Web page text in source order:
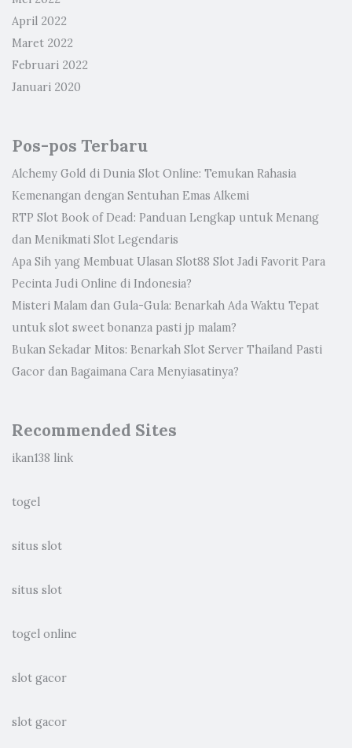
April 2022
Maret 2022
Februari 2022
Januari 2020
Pos-pos Terbaru
Alchemy Gold di Dunia Slot Online: Temukan Rahasia
Kemenangan dengan Sentuhan Emas Alkemi
RTP Slot Book of Dead: Panduan Lengkap untuk Menang
dan Menikmati Slot Legendaris
Apa Sih yang Membuat Ulasan Slot88 Slot Jadi Favorit Para
Pecinta Judi Online di Indonesia?
Misteri Malam dan Gula-Gula: Benarkah Ada Waktu Tepat
untuk slot sweet bonanza pasti jp malam?
Bukan Sekadar Mitos: Benarkah Slot Server Thailand Pasti
Gacor dan Bagaimana Cara Menyiasatinya?
Recommended Sites
ikan138 link
togel
situs slot
situs slot
togel online
slot gacor
slot gacor